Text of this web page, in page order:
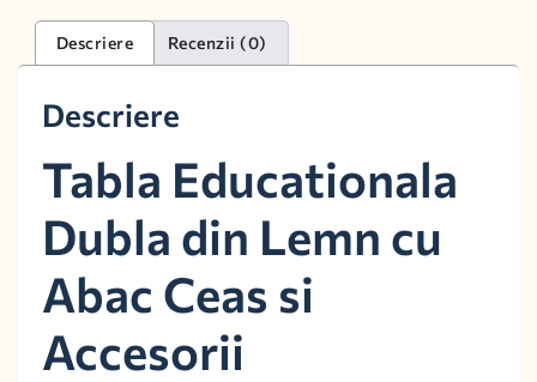
Descriere Recenzii (0)
Descriere
Tabla Educationala
Dubla din Lemn cu
Abac Ceas si
Accesorii